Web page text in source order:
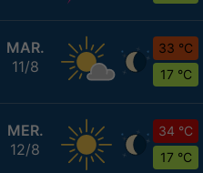
MAR.
11/8
33 °C
17 °C
MER.
12/8
34 °C
17 °C